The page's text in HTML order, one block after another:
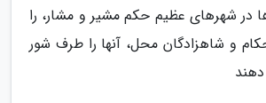
در شهرهای عظیم حکم مشیر و مشار، را
و شاهزادگان محل، آنها را طرف شور